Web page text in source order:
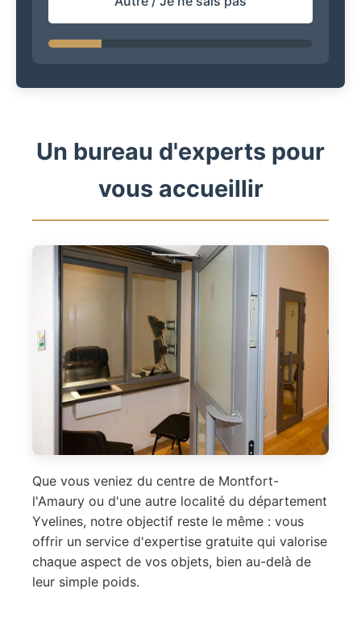
Un bureau d'experts pour
vous accueillir
Que vous veniez du centre de Montfort-
l'Amaury ou d'une autre localité du département
Yvelines, notre objectif reste le même : vous
offrir un service d'expertise gratuite qui valorise
chaque aspect de vos objets, bien au-delà de
leur simple poids.